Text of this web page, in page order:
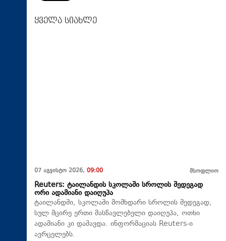
ყველა სიახლე
07 აგვისტო 2026, 09:00 მსოფლიო
Reuters: ტაილანდის სკოლაში სროლის შედეგად
ორი ადამიანი დაიღუპა
ტაილანდში, სკოლაში მომხდარი სროლის შედეგად,
სულ მცირე ერთი მასწავლებელი დაიღუპა, ოთხი
ადამიანი კი დაშავდა. ინფორმაციას Reuters-ი
ავრცელებს.